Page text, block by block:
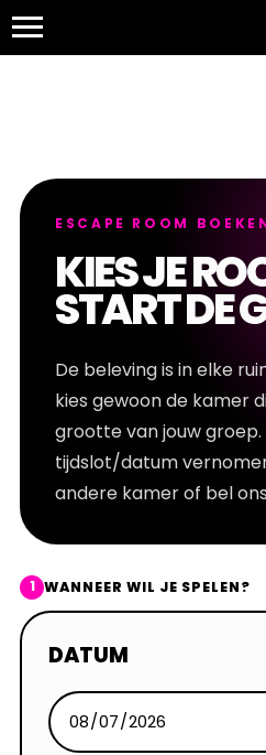
ESCAPE ROOM
KIES JE
START DE
De beleving is in elke
kies gewoon de kamer
grootte van jouw
tijdslot/datum
andere kamer of bel
1 WANNEER WIL JE SPELEN?
DATUM